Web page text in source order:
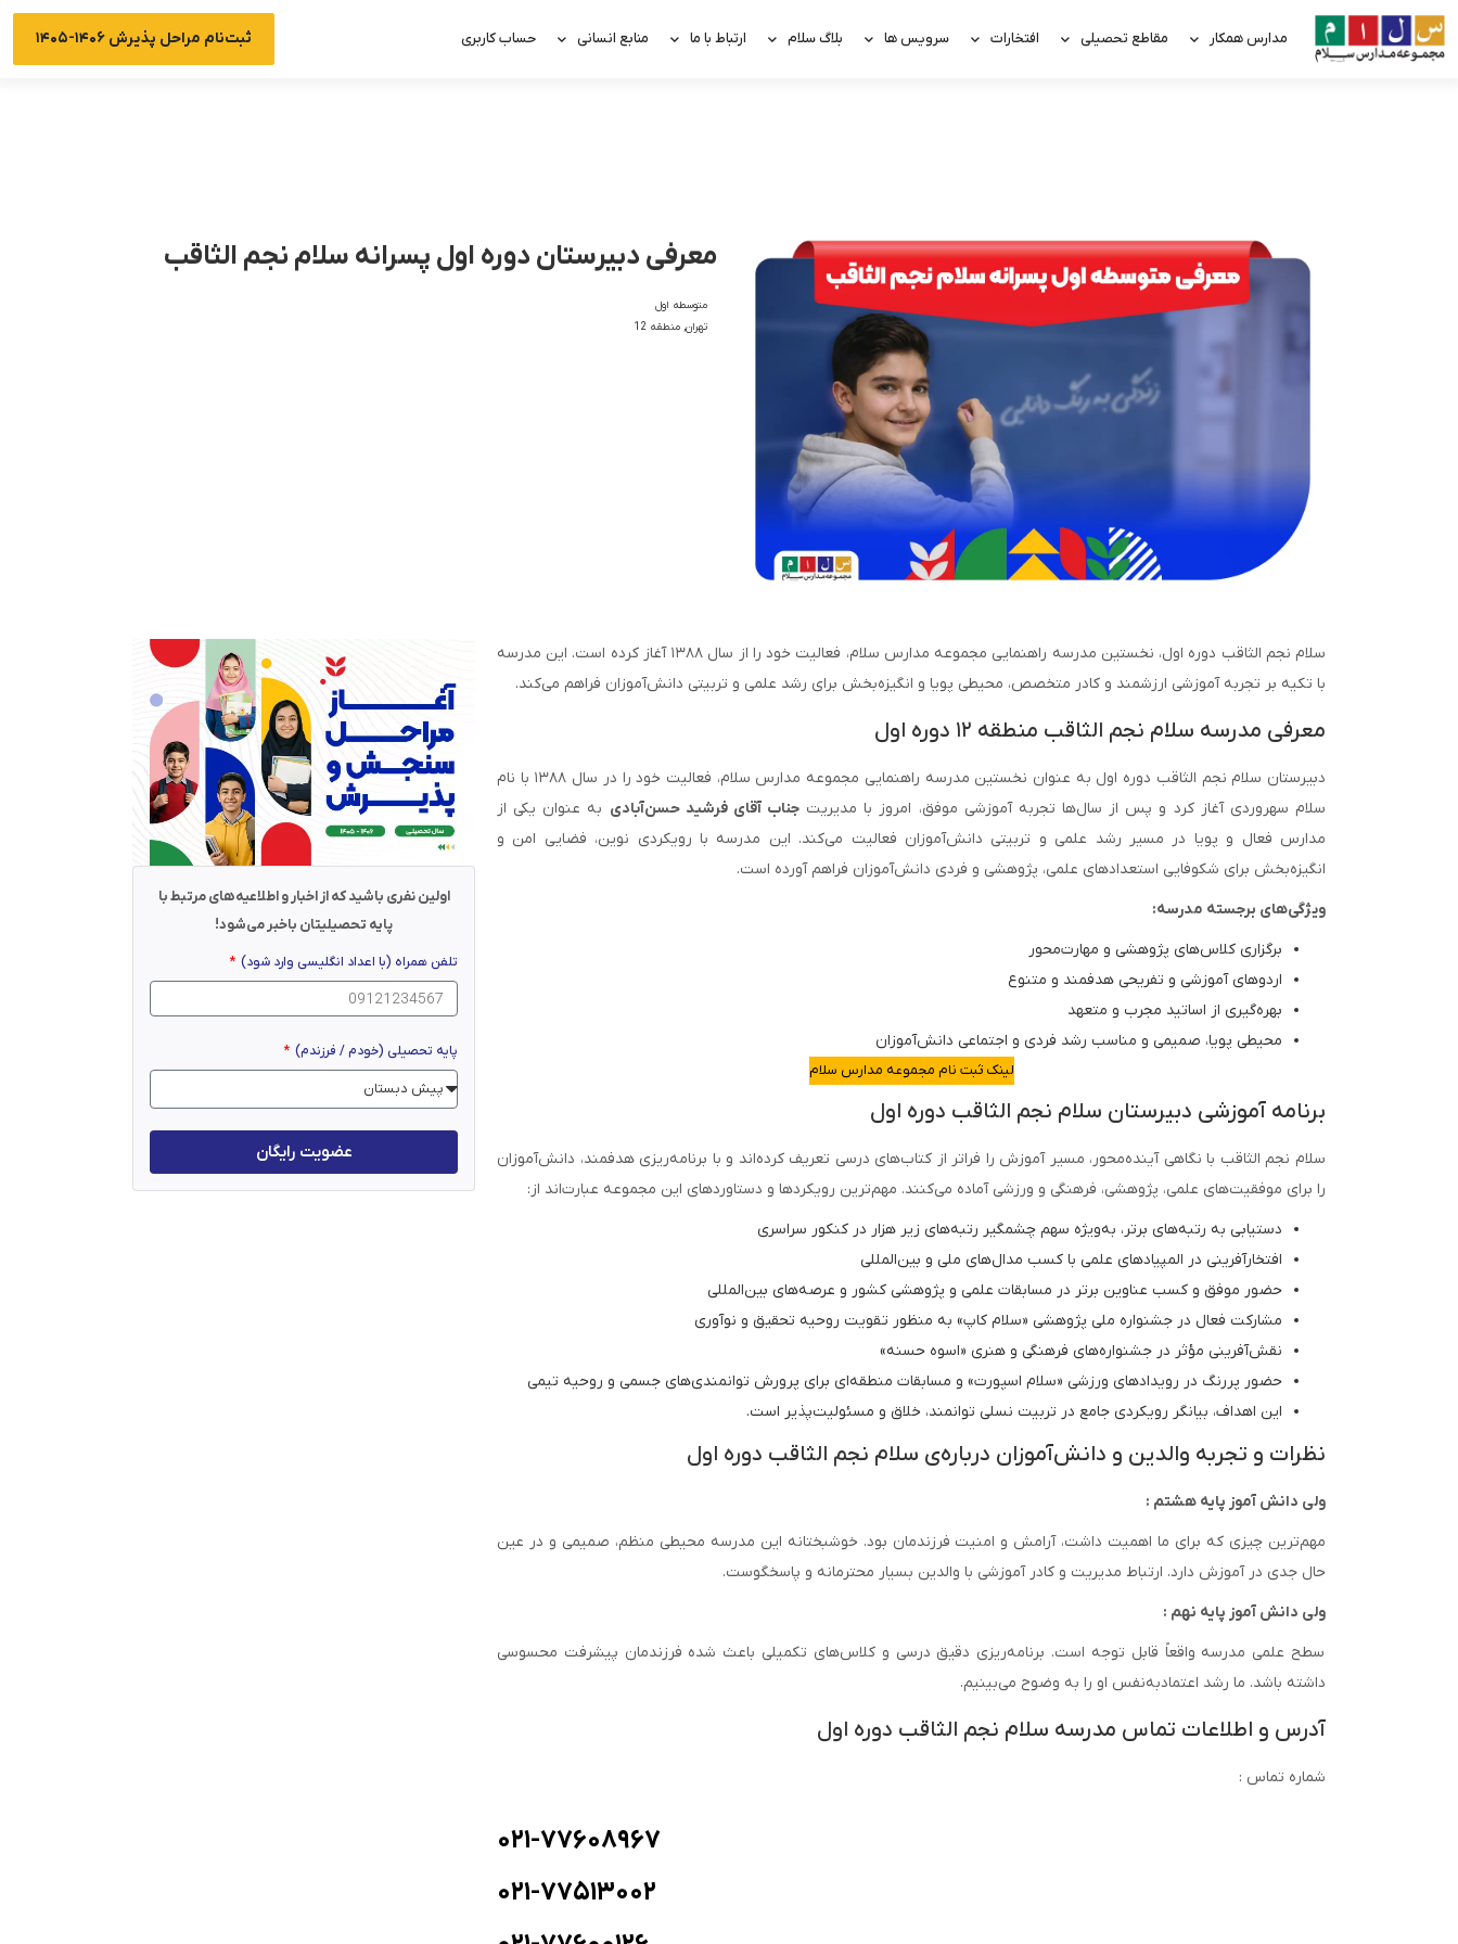
مدارس همکار مقاطع تحصیلی افتخارات سرویس ها بلاگ سلام ارتباط با ما منابع انسانی حساب کاربری ثبت‌نام مراحل پذیرش ۱۴۰۶-۱۴۰۵
معرفی دبیرستان دوره اول پسرانه سلام نجم الثاقب
متوسطه اول
تهران, منطقه 12
سلام نجم الثاقب دوره اول، نخستین مدرسه راهنمایی مجموعه مدارس سلام، فعالیت خود را از سال ۱۳۸۸ آغاز کرده است. این مدرسه
با تکیه بر تجربه آموزشی ارزشمند و کادر متخصص، محیطی پویا و انگیزه‌بخش برای رشد علمی و تربیتی دانش‌آموزان فراهم می‌کند.
معرفی مدرسه سلام نجم الثاقب منطقه ۱۲ دوره اول
دبیرستان سلام نجم الثاقب دوره اول به عنوان نخستین مدرسه راهنمایی مجموعه مدارس سلام، فعالیت خود را در سال ۱۳۸۸ با نام
سلام سهروردی آغاز کرد و پس از سال‌ها تجربه آموزشی موفق، امروز با مدیریت جناب آقای فرشید حسن‌آبادی به عنوان یکی از
مدارس فعال و پویا در مسیر رشد علمی و تربیتی دانش‌آموزان فعالیت می‌کند. این مدرسه با رویکردی نوین، فضایی امن و
انگیزه‌بخش برای شکوفایی استعدادهای علمی، پژوهشی و فردی دانش‌آموزان فراهم آورده است.
ویژگی‌های برجسته مدرسه:
برگزاری کلاس‌های پژوهشی و مهارت‌محور
اردوهای آموزشی و تفریحی هدفمند و متنوع
بهره‌گیری از اساتید مجرب و متعهد
محیطی پویا، صمیمی و مناسب رشد فردی و اجتماعی دانش‌آموزان
لینک ثبت نام مجموعه مدارس سلام
برنامه آموزشی دبیرستان سلام نجم الثاقب دوره اول
سلام نجم الثاقب با نگاهی آینده‌محور، مسیر آموزش را فراتر از کتاب‌های درسی تعریف کرده‌اند و با برنامه‌ریزی هدفمند، دانش‌آموزان
را برای موفقیت‌های علمی، پژوهشی، فرهنگی و ورزشی آماده می‌کنند. مهم‌ترین رویکردها و دستاوردهای این مجموعه عبارت‌اند از:
دستیابی به رتبه‌های برتر، به‌ویژه سهم چشمگیر رتبه‌های زیر هزار در کنکور سراسری
افتخارآفرینی در المپیادهای علمی با کسب مدال‌های ملی و بین‌المللی
حضور موفق و کسب عناوین برتر در مسابقات علمی و پژوهشی کشور و عرصه‌های بین‌المللی
مشارکت فعال در جشنواره ملی پژوهشی «سلام کاپ» به منظور تقویت روحیه تحقیق و نوآوری
نقش‌آفرینی مؤثر در جشنواره‌های فرهنگی و هنری «اسوه حسنه»
حضور پررنگ در رویدادهای ورزشی «سلام اسپورت» و مسابقات منطقه‌ای برای پرورش توانمندی‌های جسمی و روحیه تیمی
این اهداف، بیانگر رویکردی جامع در تربیت نسلی توانمند، خلاق و مسئولیت‌پذیر است.
نظرات و تجربه والدین و دانش‌آموزان درباره‌ی سلام نجم الثاقب دوره اول
ولی دانش آموز پایه هشتم :
مهم‌ترین چیزی که برای ما اهمیت داشت، آرامش و امنیت فرزندمان بود. خوشبختانه این مدرسه محیطی منظم، صمیمی و در عین
حال جدی در آموزش دارد. ارتباط مدیریت و کادر آموزشی با والدین بسیار محترمانه و پاسخگوست.
ولی دانش آموز پایه نهم :
سطح علمی مدرسه واقعاً قابل توجه است. برنامه‌ریزی دقیق درسی و کلاس‌های تکمیلی باعث شده فرزندمان پیشرفت محسوسی
داشته باشد. ما رشد اعتمادبه‌نفس او را به وضوح می‌بینیم.
آدرس و اطلاعات تماس مدرسه سلام نجم الثاقب دوره اول
شماره تماس :
۰۲۱-۷۷۶۰۸۹۶۷
۰۲۱-۷۷۵۱۳۰۰۲
اولین نفری باشید که از اخبار و اطلاعیه‌های مرتبط با
پایه تحصیلیتان باخبر می‌شود!
تلفن همراه (با اعداد انگلیسی وارد شود)
پایه تحصیلی (خودم / فرزندم)
عضویت رایگان